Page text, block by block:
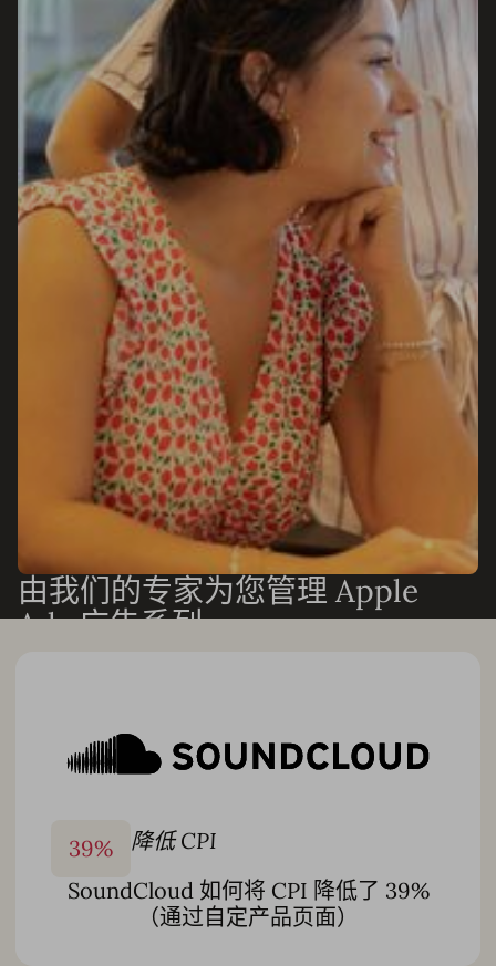
由我们的专家为您管理 Apple
Ads 广告系列
全方位 Apple Ads 广告系列管理
关键词发现与优化
自定产品页面创建和素材测试
每月报告和表现分析
39%
降低 CPI
SoundCloud 如何将 CPI 降低了 39%
（通过自定产品页面）